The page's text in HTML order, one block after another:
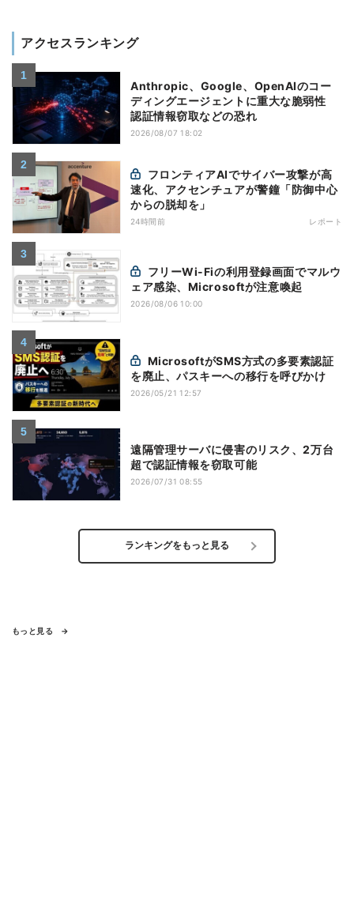
アクセスランキング
Anthropic、Google、OpenAIのコー
ディングエージェントに重大な脆弱性
認証情報窃取などの恐れ
2026/08/07 18:02
速化、アクセンチュアが警鐘「防御中心
からの脱却を」
24時間前 レポート
ェア感染、Microsoftが注意喚起
2026/08/06 10:00
を廃止、パスキーへの移行を呼びかけ
2026/05/21 12:57
遠隔管理サーバに侵害のリスク、2万台
超で認証情報を窃取可能
2026/07/31 08:55
ランキングをもっと見る
もっと見る